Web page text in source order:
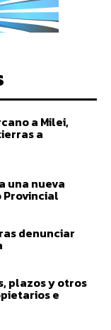
a Milei,
a
una nueva
Provincial
denunciar
plazos y otros
e